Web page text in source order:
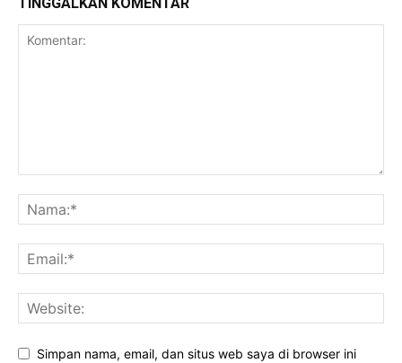
Simpan nama, email, dan situs web saya di browser ini